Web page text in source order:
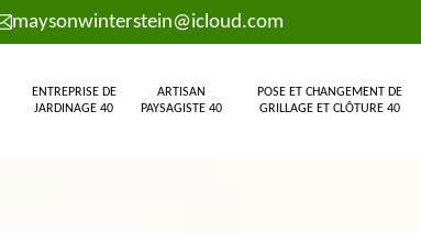
maysonwinterstein@icloud.com
ENTREPRISE DE
JARDINAGE 40
ARTISAN
PAYSAGISTE 40
POSE ET CHANGEMENT DE
GRILLAGE ET CLÔTURE 40